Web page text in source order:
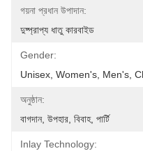
গয়না প্রধান উপাদান:
দুষ্প্রাপ্য ধাতু কারবাইড
Gender:
Unisex, Women's, Men's,
অনুষ্ঠান:
বাগদান, উপহার, বিবাহ, পার্টি
Inlay Technology: